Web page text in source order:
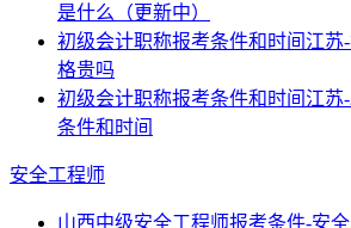
是什么（更新中）
初级会计职称报考条件和时间江苏
格贵吗
初级会计职称报考条件和时间江苏
条件和时间
安全工程师
山西中级安全工程师报考条件-安